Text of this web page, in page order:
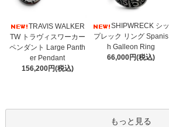
TRAVIS WALKER
TW トラヴィスワーカー
ペンダント Large Panth
er Pendant
156,200円(税込)
SHIPWRECK シッ
プレック リング Spanis
h Galleon Ring
66,000円(税込)
もっと見る